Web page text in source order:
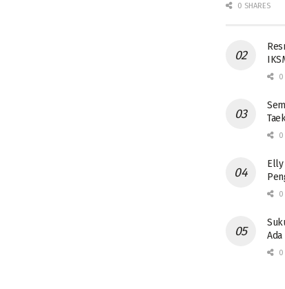
0 SHARES
0
0
Elly
0
0